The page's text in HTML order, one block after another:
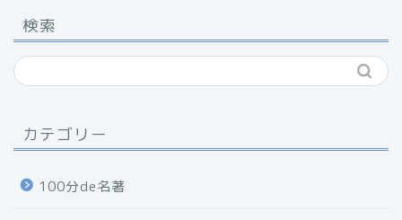
検索
カテゴリー
100分de名著